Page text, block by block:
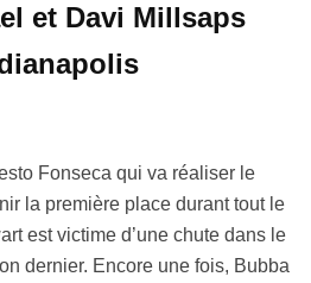
et Davi Millsaps
Fonseca qui va réaliser le
la première place durant tout le
est victime d’une chute dans le
dernier. Encore une fois, Bubba